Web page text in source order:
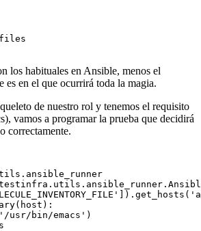
los habituales en Ansible, menos el
es en el que ocurrirá toda la magia.
de nuestro rol y tenemos el requisito
vamos a programar la prueba que decidirá
correctamente.
usr/bin/emacs')